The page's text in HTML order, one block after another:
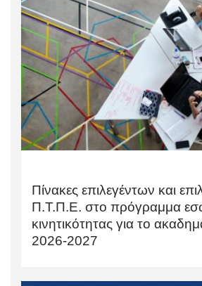
Πίνακες επιλεγέντων και
Π.Τ.Π.Ε. στο πρόγραμμα
κινητικότητας για το
2026-2027